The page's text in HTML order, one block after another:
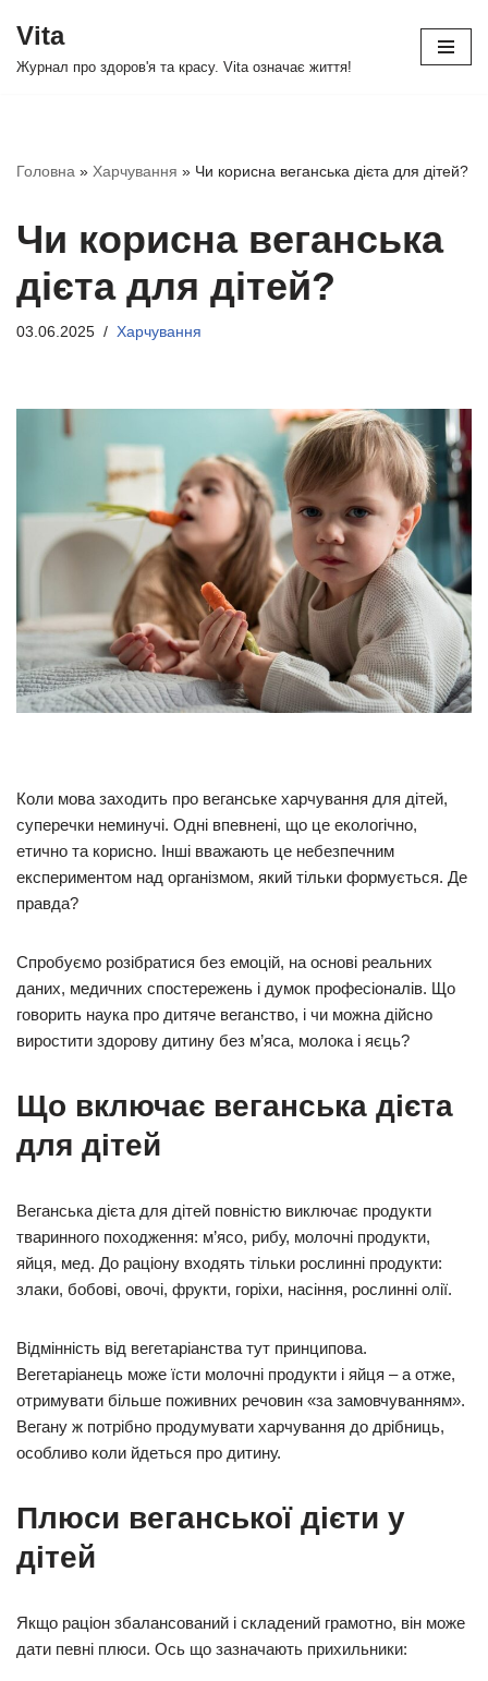
Перейти
Vita
Журнал про здоров'я та красу. Vita означає життя!
Головна » Харчування » Чи корисна веганська дієта для дітей?
Чи корисна веганська
дієта для дітей?
03.06.2025 Харчування
Коли мова заходить про веганське харчування для дітей,
суперечки неминучі. Одні впевнені, що це екологічно,
етично та корисно. Інші вважають це небезпечним
експериментом над організмом, який тільки формується. Де
правда?
Спробуємо розібратися без емоцій, на основі реальних
даних, медичних спостережень і думок професіоналів. Що
говорить наука про дитяче веганство, і чи можна дійсно
виростити здорову дитину без м’яса, молока і яєць?
Що включає веганська дієта
для дітей
Веганська дієта для дітей повністю виключає продукти
тваринного походження: м’ясо, рибу, молочні продукти,
яйця, мед. До раціону входять тільки рослинні продукти:
злаки, бобові, овочі, фрукти, горіхи, насіння, рослинні олії.
Відмінність від вегетаріанства тут принципова.
Вегетаріанець може їсти молочні продукти і яйця – а отже,
отримувати більше поживних речовин «за замовчуванням».
Вегану ж потрібно продумувати харчування до дрібниць,
особливо коли йдеться про дитину.
Плюси веганської дієти у
дітей
Якщо раціон збалансований і складений грамотно, він може
дати певні плюси. Ось що зазначають прихильники: